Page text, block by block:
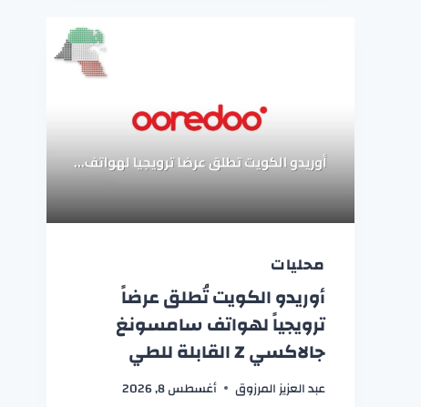
محليات
أوريدو الكويت تُطلق عرضاً
ترويجياً لهواتف سامسونغ
جالاكسي Z القابلة للطي
عبد العزيز المرزوق أغسطس 8, 2026